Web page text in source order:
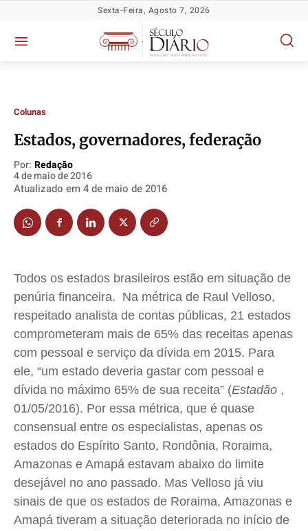
Política
TV Século
Segurança
Cidades
Direitos
Economia
Cultura
Colunas
Caetano Roque
Gustavo Bastos
Jr Mignone (in memorian)
Wanda Sily
Política
TV Século
Segurança
Cidades
Direitos
Economia
Cultura
Colunas
Caetano Roque
Gustavo Bastos
Jr Mignone (in memorian)
Wanda Sily
Política
TV Século
Segurança
Cidades
Direitos
Economia
Cultura
Colunas
Caetano Roque
Gustavo Bastos
Jr Mignone (in memorian)
Wanda Sily
Política
TV Século
Segurança
Cidades
Direitos
Economia
Cultura
Colunas
Caetano Roque
Gustavo Bastos
Jr Mignone (in memorian)
Wanda Sily
Sexta-Feira, Agosto 7, 2026
Colunas
Estados, governadores, federação
Por: Redação
4 de maio de 2016
Atualizado em 4 de maio de 2016
Todos os estados brasileiros estão em situação de
penúria financeira. Na métrica de Raul Velloso,
respeitado analista de contas públicas, 21 estados
comprometeram mais de 65% das receitas apenas
com pessoal e serviço da dívida em 2015. Para
ele, “um estado deveria gastar com pessoal e
dívida no máximo 65% de sua receita” (Estadão ,
01/05/2016). Por essa métrica, que é quase
consensual entre os especialistas, apenas os
estados do Espírito Santo, Rondônia, Roraima,
Amazonas e Amapá estavam abaixo do limite
desejável no ano passado. Mas Velloso já viu
sinais de que os estados de Roraima, Amazonas e
Amapá tiveram a situação deteriorada no início de